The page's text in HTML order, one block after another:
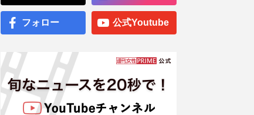
フォロー 公式Youtube